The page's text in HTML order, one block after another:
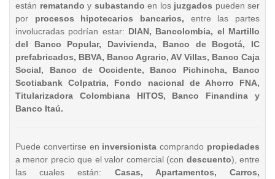
están rematando y subastando en los juzgados pueden ser
por procesos hipotecarios bancarios, entre las partes
involucradas podrían estar: DIAN, Bancolombia, el Martillo
del Banco Popular, Davivienda, Banco de Bogotá, IC
prefabricados, BBVA, Banco Agrario, AV Villas, Banco Caja
Social, Banco de Occidente, Banco Pichincha, Banco
Scotiabank Colpatria, Fondo nacional de Ahorro FNA,
Titularizadora Colombiana HITOS, Banco Finandina y
Banco Itaú.
Puede convertirse en inversionista comprando propiedades
a menor precio que el valor comercial (con descuento), entre
las cuales están: Casas, Apartamentos, Carros,